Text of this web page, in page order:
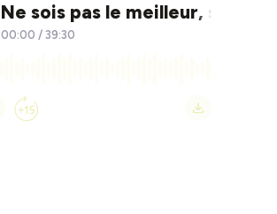
⁠Ne sois pas le meilleur, sois le
00:00 / 39:30